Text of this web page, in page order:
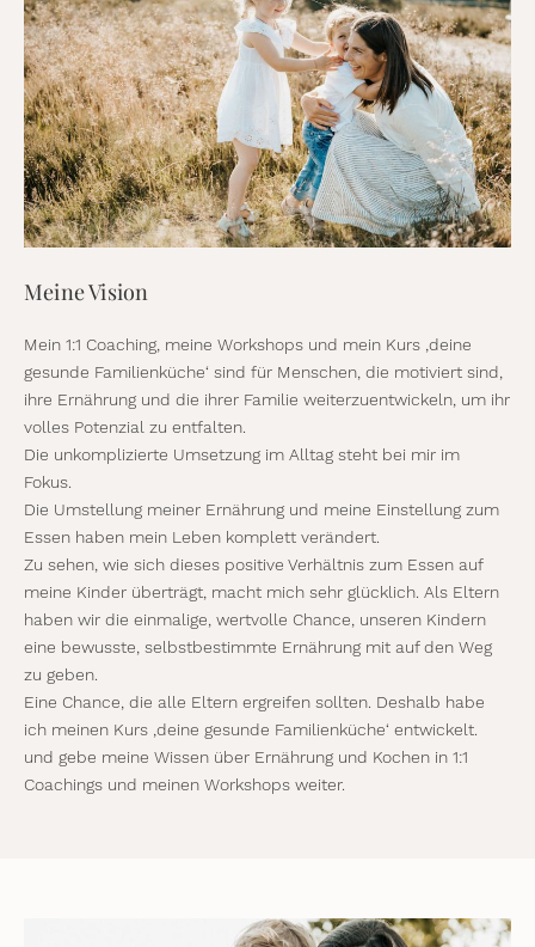
Meine Vision
Mein 1:1 Coaching, meine Workshops und mein Kurs ‚deine
gesunde Familienküche‘ sind für Menschen, die motiviert sind,
ihre Ernährung und die ihrer Familie weiterzuentwickeln, um ihr
volles Potenzial zu entfalten.
Die unkomplizierte Umsetzung im Alltag steht bei mir im
Fokus.
Die Umstellung meiner Ernährung und meine Einstellung zum
Essen haben mein Leben komplett verändert.
Zu sehen, wie sich dieses positive Verhältnis zum Essen auf
meine Kinder überträgt, macht mich sehr glücklich. Als Eltern
haben wir die einmalige, wertvolle Chance, unseren Kindern
eine bewusste, selbstbestimmte Ernährung mit auf den Weg
zu geben.
Eine Chance, die alle Eltern ergreifen sollten. Deshalb habe
ich meinen Kurs ‚deine gesunde Familienküche‘ entwickelt.
und gebe meine Wissen über Ernährung und Kochen in 1:1
Coachings und meinen Workshops weiter.